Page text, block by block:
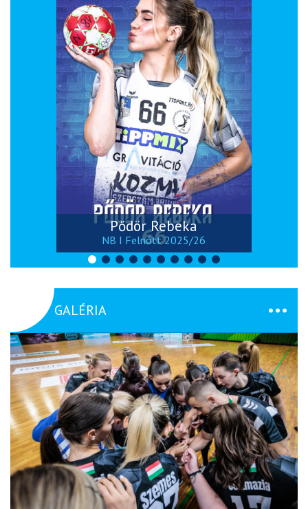
Pődör Rebeka
NB I Felnőtt 2025/26
GALÉRIA